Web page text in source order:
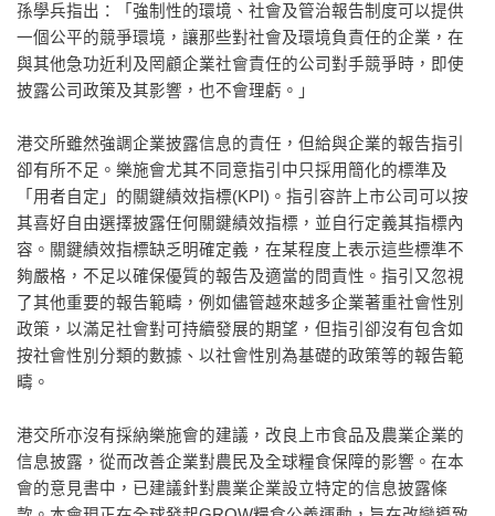
孫學兵指出：「強制性的環境、社會及管治報告制度可以提供
一個公平的競爭環境，讓那些對社會及環境負責任的企業，在
與其他急功近利及罔顧企業社會責任的公司對手競爭時，即使
披露公司政策及其影響，也不會理虧。」
港交所雖然強調企業披露信息的責任，但給與企業的報告指引
卻有所不足。樂施會尤其不同意指引中只採用簡化的標準及
「用者自定」的關鍵績效指標(KPI)。指引容許上市公司可以按
其喜好自由選擇披露任何關鍵績效指標，並自行定義其指標內
容。關鍵績效指標缺乏明確定義，在某程度上表示這些標準不
夠嚴格，不足以確保優質的報告及適當的問責性。指引又忽視
了其他重要的報告範疇，例如儘管越來越多企業著重社會性別
政策，以滿足社會對可持續發展的期望，但指引卻沒有包含如
按社會性別分類的數據、以社會性別為基礎的政策等的報告範
疇。
港交所亦沒有採納樂施會的建議，改良上市食品及農業企業的
信息披露，從而改善企業對農民及全球糧食保障的影響。在本
會的意見書中，已建議針對農業企業設立特定的信息披露條